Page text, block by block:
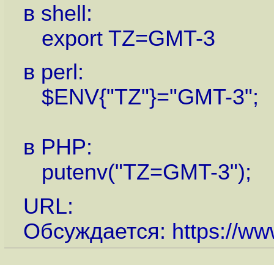
в shell:
export TZ=GMT-3
в perl:
$ENV{"TZ"}="GMT-3";
в PHP:
putenv("TZ=GMT-3");
URL:
Обсуждается: https://